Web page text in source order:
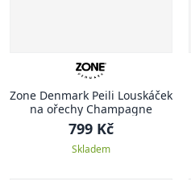
Zone Denmark Peili Louskáček
na ořechy Champagne
799 Kč
Skladem